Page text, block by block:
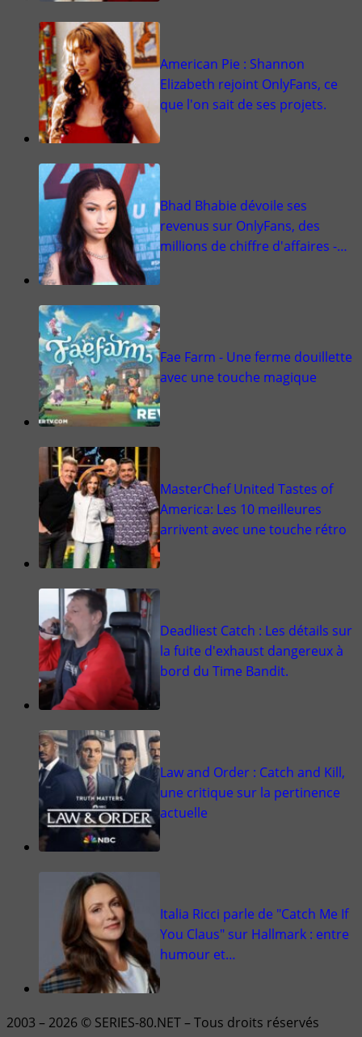
American Pie : Shannon
Elizabeth rejoint OnlyFans, ce
que l'on sait de ses projets.
Bhad Bhabie dévoile ses
revenus sur OnlyFans, des
millions de chiffre d'affaires -…
Fae Farm - Une ferme douillette
avec une touche magique
MasterChef United Tastes of
America: Les 10 meilleures
arrivent avec une touche rétro
Deadliest Catch : Les détails sur
la fuite d'exhaust dangereux à
bord du Time Bandit.
Law and Order : Catch and Kill,
une critique sur la pertinence
actuelle
Italia Ricci parle de "Catch Me If
You Claus" sur Hallmark : entre
humour et…
2003 – 2026 © SERIES-80.NET – Tous droits réservés